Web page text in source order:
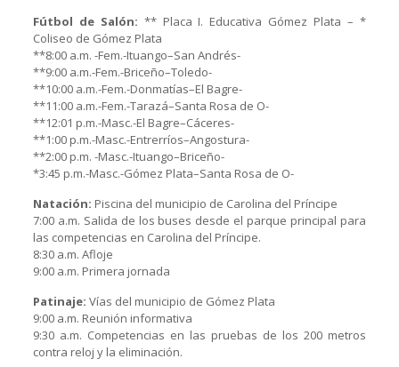
Fútbol de Salón: ** Placa I. Educativa Gómez Plata – *
Coliseo de Gómez Plata
**8:00 a.m. -Fem.-Ituango–San Andrés-
**9:00 a.m.-Fem.-Briceño–Toledo-
**10:00 a.m.-Fem.-Donmatías–El Bagre-
**11:00 a.m.-Fem.-Tarazá–Santa Rosa de O-
**12:01 p.m.-Masc.-El Bagre–Cáceres-
**1:00 p.m.-Masc.-Entrerríos–Angostura-
**2:00 p.m. -Masc.-Ituango–Briceño-
*3:45 p.m.-Masc.-Gómez Plata–Santa Rosa de O-
Natación: Piscina del municipio de Carolina del Príncipe
7:00 a.m. Salida de los buses desde el parque principal para
las competencias en Carolina del Príncipe.
8:30 a.m. Afloje
9:00 a.m. Primera jornada
Patinaje: Vías del municipio de Gómez Plata
9:00 a.m. Reunión informativa
9:30 a.m. Competencias en las pruebas de los 200 metros
contra reloj y la eliminación.